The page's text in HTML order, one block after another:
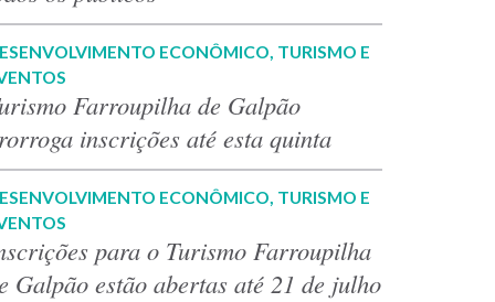
ECONÔMICO, TURISMO E
Farroupilha de Galpão
inscrições até esta quinta
ECONÔMICO, TURISMO E
para o Turismo Farroupilha
Galpão estão abertas até 21 de julho